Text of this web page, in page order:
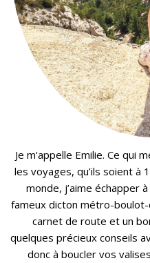
Je m'appelle Emilie. Ce qui
les voyages, qu’ils soient à
monde, j’aime échapper
fameux dicton métro-boulot-
carnet de route et un
quelques précieux conseils
donc à boucler vos